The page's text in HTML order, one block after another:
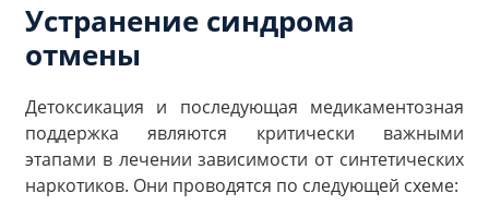
Устранение синдрома
отмены
Детоксикация и последующая медикаментозная
поддержка являются критически важными
этапами в лечении зависимости от синтетических
наркотиков. Они проводятся по следующей схеме: